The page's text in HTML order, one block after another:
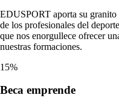
EDUSPORT aporta su granito
de los profesionales del
que nos enorgullece ofrecer
nuestras formaciones.
15%
Beca emprende